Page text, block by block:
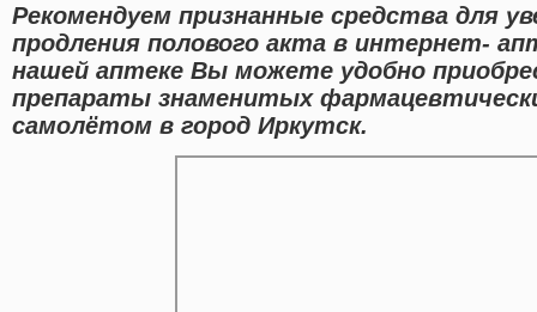
Рекомендуем признанные средства для
продления полового акта в интернет-
нашей аптеке Вы можете удобно
препараты знаменитых
самолётом в город Иркутск.